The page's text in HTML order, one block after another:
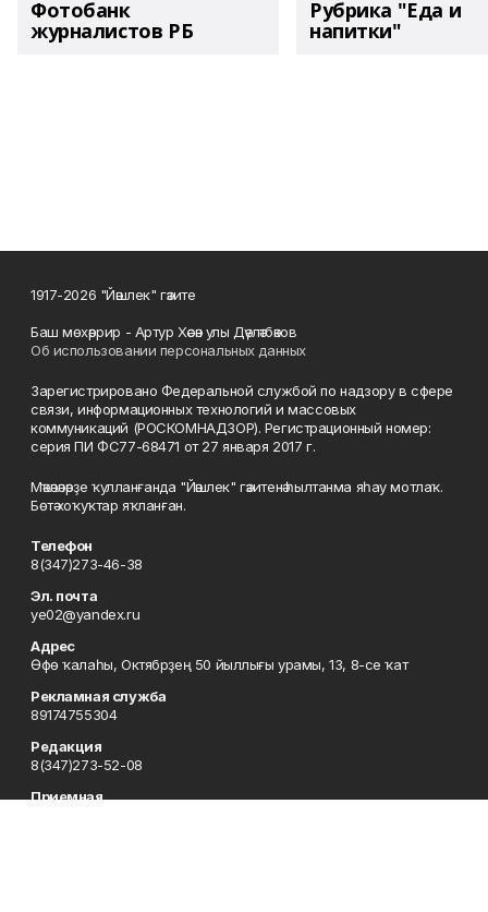
Фотобанк
журналистов РБ
Рубрика "Еда и
напитки"
1917-2026 "Йәшлек" гәзите
Баш мөхәррир - Артур Хәсән улы Дәүләтбәков
Об использовании персональных данных
Зарегистрировано Федеральной службой по надзору в сфере
связи, информационных технологий и массовых
коммуникаций (РОСКОМНАДЗОР). Регистрационный номер:
серия ПИ ФС77-68471 от 27 января 2017 г.
Мәҡәләләрҙе ҡулланғанда "Йәшлек" гәзитенә һылтанма яһау мотлаҡ.
Бөтә хоҡуҡтар яҡланған.
Телефон
8(347)273-46-38
Эл. почта
ye02@yandex.ru
Адрес
Өфө ҡалаһы, Октябрҙең 50 йыллығы урамы, 13, 8-се ҡат
Рекламная служба
89174755304
Редакция
8(347)273-52-08
Приемная